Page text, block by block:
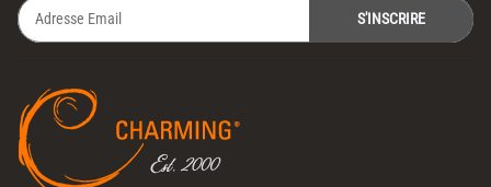
S'INSCRIRE